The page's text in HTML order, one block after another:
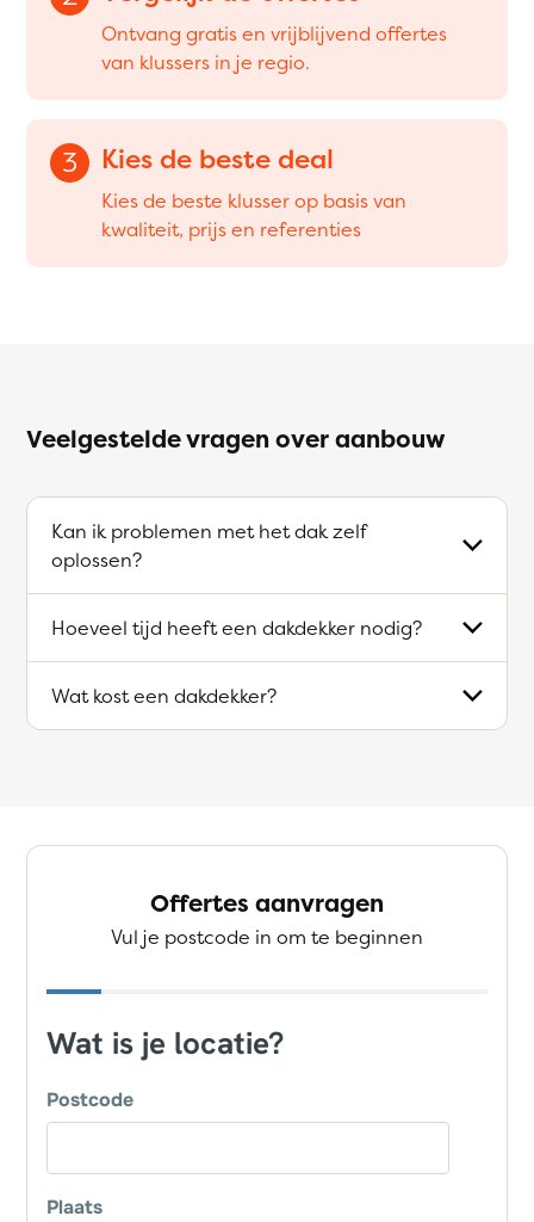
Ontvang gratis en vrijblijvend offertes
van klussers in je regio.
3 Kies de beste deal
Kies de beste klusser op basis van
kwaliteit, prijs en referenties
Veelgestelde vragen over aanbouw
Kan ik problemen met het dak zelf
oplossen?
Hoeveel tijd heeft een dakdekker nodig?
Wat kost een dakdekker?
Offertes aanvragen
Vul je postcode in om te beginnen